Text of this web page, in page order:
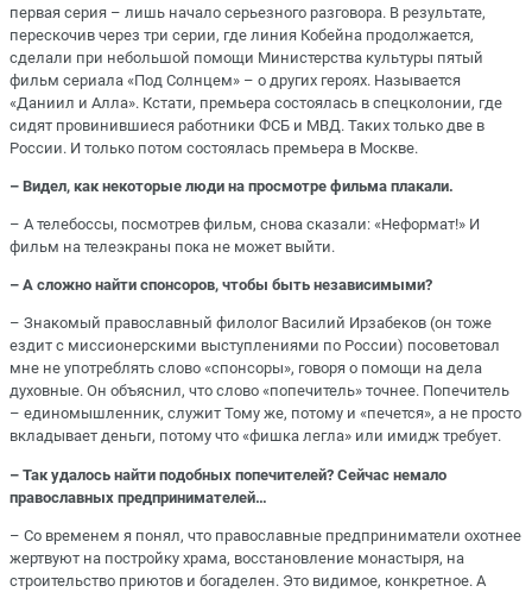
первая серия – лишь начало серьезного разговора. В результате,
перескочив через три серии, где линия Кобейна продолжается,
сделали при небольшой помощи Министерства культуры пятый
фильм сериала «Под Солнцем» – о других героях. Называется
«Даниил и Алла». Кстати, премьера состоялась в спецколонии, где
сидят провинившиеся работники ФСБ и МВД. Таких только две в
России. И только потом состоялась премьера в Москве.
– Видел, как некоторые люди на просмотре фильма плакали.
– А телебоссы, посмотрев фильм, снова сказали: «Неформат!» И
фильм на телеэкраны пока не может выйти.
– А сложно найти спонсоров, чтобы быть независимыми?
– Знакомый православный филолог Василий Ирзабеков (он тоже
ездит с миссионерскими выступлениями по России) посоветовал
мне не употреблять слово «спонсоры», говоря о помощи на дела
духовные. Он объяснил, что слово «попечитель» точнее. Попечитель
– единомышленник, служит Тому же, потому и «печется», а не просто
вкладывает деньги, потому что «фишка легла» или имидж требует.
– Так удалось найти подобных попечителей? Сейчас немало
православных предпринимателей…
– Со временем я понял, что православные предприниматели охотнее
жертвуют на постройку храма, восстановление монастыря, на
строительство приютов и богаделен. Это видимое, конкретное. А